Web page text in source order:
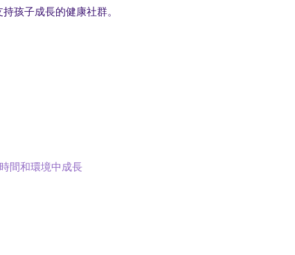
持孩子成長的健康社群。
間和環境中成長